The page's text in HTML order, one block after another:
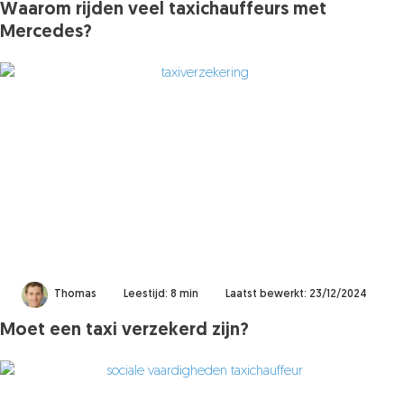
Waarom rijden veel taxichauffeurs met
Mercedes?
Thomas Leestijd: 8 min Laatst bewerkt: 23/12/2024
Moet een taxi verzekerd zijn?